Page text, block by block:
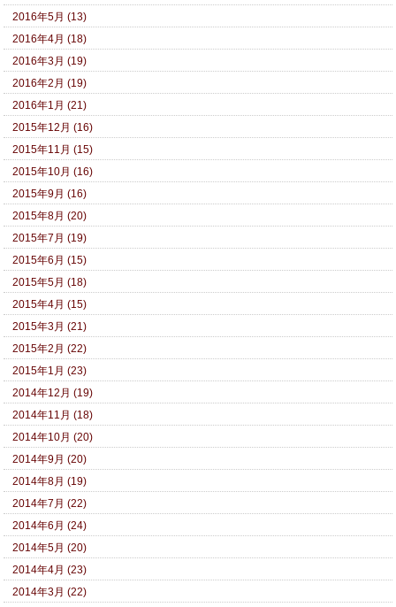
2016年5月 (13)
2016年4月 (18)
2016年3月 (19)
2016年2月 (19)
2016年1月 (21)
2015年12月 (16)
2015年11月 (15)
2015年10月 (16)
2015年9月 (16)
2015年8月 (20)
2015年7月 (19)
2015年6月 (15)
2015年5月 (18)
2015年4月 (15)
2015年3月 (21)
2015年2月 (22)
2015年1月 (23)
2014年12月 (19)
2014年11月 (18)
2014年10月 (20)
2014年9月 (20)
2014年8月 (19)
2014年7月 (22)
2014年6月 (24)
2014年5月 (20)
2014年4月 (23)
2014年3月 (22)